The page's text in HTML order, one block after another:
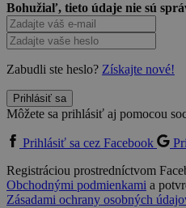
Bohužiaľ, tieto údaje nie sú
Zabudli ste heslo? Získajte nové!
Prihlásiť sa
Môžete sa prihlásiť aj pomocou
Prihlásiť sa cez Facebook
Registráciou prostredníctvom
Obchodnými podmienkami a
Zásadami ochrany osobných